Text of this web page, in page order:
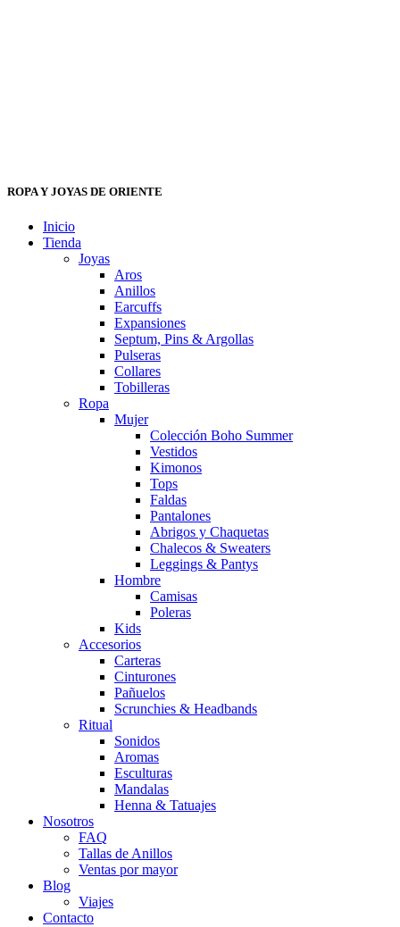
ROPA Y JOYAS DE ORIENTE
Inicio
Tienda
Joyas
Aros
Anillos
Earcuffs
Expansiones
Septum, Pins & Argollas
Pulseras
Collares
Tobilleras
Ropa
Mujer
Colección Boho Summer
Vestidos
Kimonos
Tops
Faldas
Pantalones
Abrigos y Chaquetas
Chalecos & Sweaters
Leggings & Pantys
Hombre
Camisas
Poleras
Kids
Accesorios
Carteras
Cinturones
Pañuelos
Scrunchies & Headbands
Ritual
Sonidos
Aromas
Esculturas
Mandalas
Henna & Tatuajes
Nosotros
FAQ
Tallas de Anillos
Ventas por mayor
Blog
Viajes
Contacto